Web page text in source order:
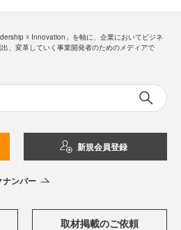
☓ Innovation」を軸に、企業においてビジネ
出、変革していく事業開発者のためのメディアで
新規会員登録
ナンバー
取材掲載のご依頼